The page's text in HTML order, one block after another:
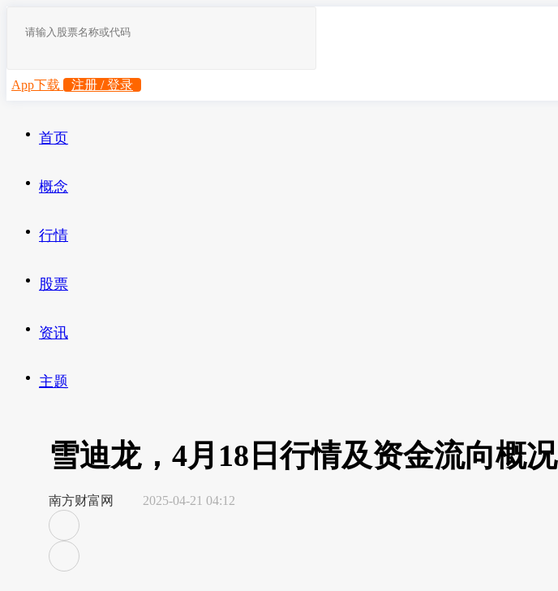
App下载 注册 / 登录
首页
概念
行情
股票
资讯
主题
雪迪龙，4月18日行情及资金流向概况
南方财富网 2025-04-21 04:12